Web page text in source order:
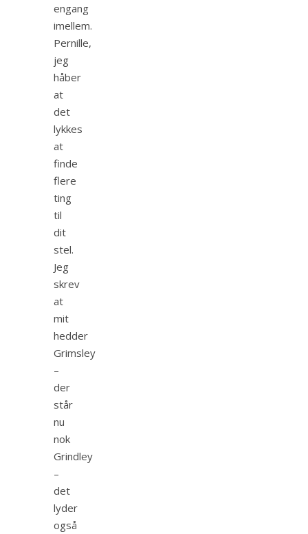
engang
imellem.
Pernille,
jeg
håber
at
det
lykkes
at
finde
flere
ting
til
dit
stel.
Jeg
skrev
at
mit
hedder
Grimsley
–
der
står
nu
nok
Grindley
–
det
lyder
også